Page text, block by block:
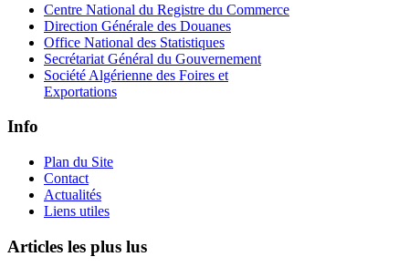
Centre National du Registre du Commerce
Direction Générale des Douanes
Office National des Statistiques
Secrétariat Général du Gouvernement
Société Algérienne des Foires et
Exportations
Info
Plan du Site
Contact
Actualités
Liens utiles
Articles les plus lus